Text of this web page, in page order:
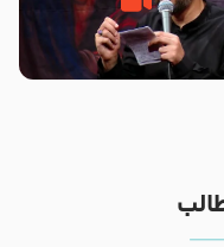
غلام نوکراتم من عاشق کربلاتم
زمینه – شب هفتم – محرم